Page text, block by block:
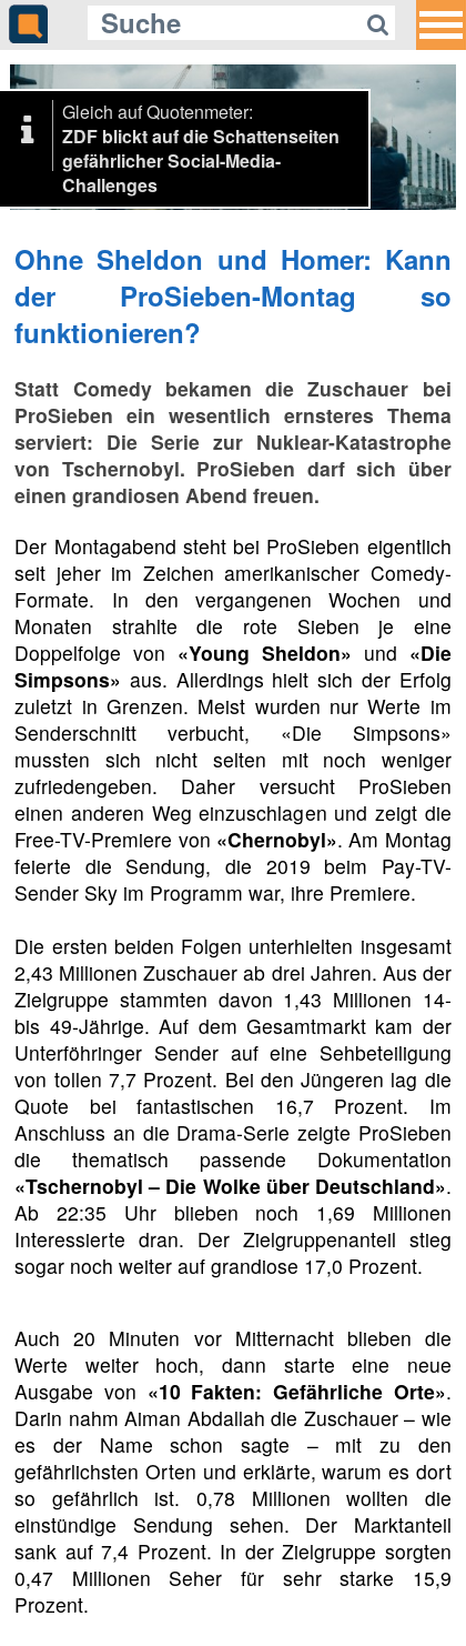
Gleich auf Quotenmeter:
ZDF blickt auf die Schattenseiten
gefährlicher Social-Media-
Challenges
Ohne Sheldon und Homer: Kann
der ProSieben-Montag so
funktionieren?
Statt Comedy bekamen die Zuschauer bei
ProSieben ein wesentlich ernsteres Thema
serviert: Die Serie zur Nuklear-Katastrophe
von Tschernobyl. ProSieben darf sich über
einen grandiosen Abend freuen.
Der Montagabend steht bei ProSieben eigentlich
seit jeher im Zeichen amerikanischer Comedy-
Formate. In den vergangenen Wochen und
Monaten strahlte die rote Sieben je eine
Doppelfolge von «Young Sheldon» und «Die
Simpsons» aus. Allerdings hielt sich der Erfolg
zuletzt in Grenzen. Meist wurden nur Werte im
Senderschnitt verbucht, «Die Simpsons»
mussten sich nicht selten mit noch weniger
zufriedengeben. Daher versucht ProSieben
einen anderen Weg einzuschlagen und zeigt die
Free-TV-Premiere von «Chernobyl». Am Montag
feierte die Sendung, die 2019 beim Pay-TV-
Sender Sky im Programm war, ihre Premiere.
Die ersten beiden Folgen unterhielten insgesamt
2,43 Millionen Zuschauer ab drei Jahren. Aus der
Zielgruppe stammten davon 1,43 Millionen 14-
bis 49-Jährige. Auf dem Gesamtmarkt kam der
Unterföhringer Sender auf eine Sehbeteiligung
von tollen 7,7 Prozent. Bei den Jüngeren lag die
Quote bei fantastischen 16,7 Prozent. Im
Anschluss an die Drama-Serie zeigte ProSieben
die thematisch passende Dokumentation
«Tschernobyl – Die Wolke über Deutschland».
Ab 22:35 Uhr blieben noch 1,69 Millionen
Interessierte dran. Der Zielgruppenanteil stieg
sogar noch weiter auf grandiose 17,0 Prozent.
Auch 20 Minuten vor Mitternacht blieben die
Werte weiter hoch, dann starte eine neue
Ausgabe von «10 Fakten: Gefährliche Orte».
Darin nahm Aiman Abdallah die Zuschauer – wie
es der Name schon sagte – mit zu den
gefährlichsten Orten und erklärte, warum es dort
so gefährlich ist. 0,78 Millionen wollten die
einstündige Sendung sehen. Der Marktanteil
sank auf 7,4 Prozent. In der Zielgruppe sorgten
0,47 Millionen Seher für sehr starke 15,9
Prozent.